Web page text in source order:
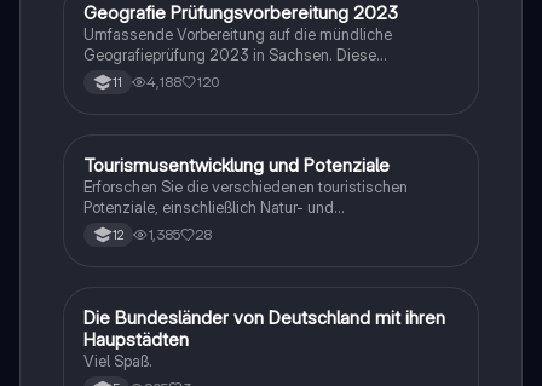
Geographie/Erdkunde
Geografie Prüfungsvorbereitung 2023
Umfassende Vorbereitung auf die mündliche
Geografieprüfung 2023 in Sachsen. Diese
Zusammenstellung deckt alle relevanten Themen ab,
darunter Windbildung, globale Disparitäten,
Studierende, die sich auf ihre Prüfungen vorbereiten
möchten.
11 4,188 120
Geographie/Erdkunde
Tourismusentwicklung und Potenziale
Erforschen Sie die verschiedenen touristischen
Potenziale, einschließlich Natur- und
Kulturraumpotenzial, sowie das
Wachstumszyklusmodell von Richard Butler. Diese
Umwelt und Gesellschaft sowie die
Herausforderungen und Chancen im Tourismussektor.
Ideal für Studierende der Tourismuswissenschaften.
12 1,385 28
DGeographie/Erdkunde
Die Bundesländer von Deutschland mit ihren
Haupstädten
Viel Spaß.